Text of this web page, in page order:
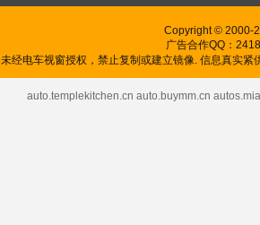
Copyright © 2000-
广告合作QQ：
未经电车视窗授权，禁止复制或建立镜像. 信息真实
auto.templekitchen.cn auto.buymm.cn